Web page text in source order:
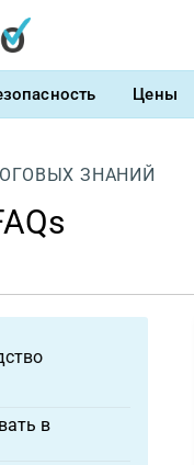
Цены
ЗНАНИЙ
в